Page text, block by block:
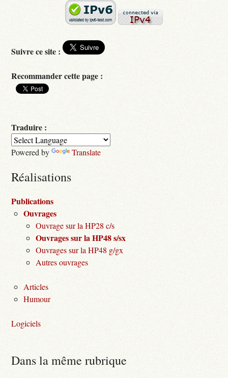
Suivre ce site :
Recommander cette page :
Traduire :
Powered by Translate
Réalisations
Publications
Ouvrages
Ouvrage sur la HP28 c/s
Ouvrages sur la HP48 s/sx
Ouvrages sur la HP48 g/gx
Autres ouvrages
Articles
Humour
Logiciels
Dans la même rubrique